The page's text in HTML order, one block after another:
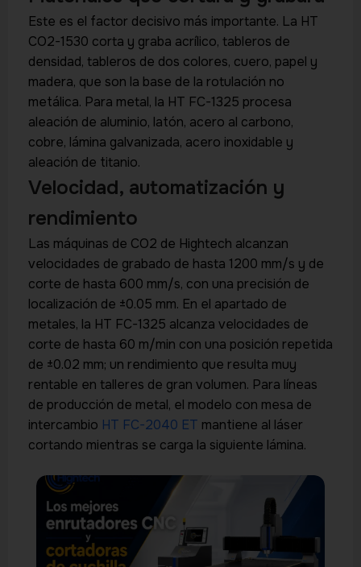
Este es el factor decisivo más importante. La HT
CO2-1530 corta y graba acrílico, tableros de
densidad, tableros de dos colores, cuero, papel y
madera, que son la base de la rotulación no
metálica. Para metal, la HT FC-1325 procesa
aleación de aluminio, latón, acero al carbono,
cobre, lámina galvanizada, acero inoxidable y
aleación de titanio.
Velocidad, automatización y
rendimiento
Las máquinas de CO2 de Hightech alcanzan
velocidades de grabado de hasta 1200 mm/s y de
corte de hasta 600 mm/s, con una precisión de
localización de ±0.05 mm. En el apartado de
metales, la HT FC-1325 alcanza velocidades de
corte de hasta 60 m/min con una posición repetida
de ±0.02 mm; un rendimiento que resulta muy
rentable en talleres de gran volumen. Para líneas
de producción de metal, el modelo con mesa de
intercambio HT FC-2040 ET mantiene al láser
cortando mientras se carga la siguiente lámina.